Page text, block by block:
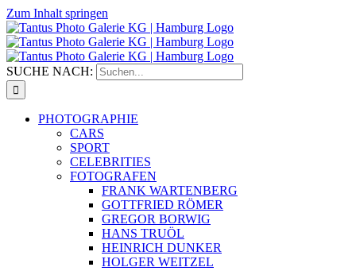
Zum Inhalt springen
SUCHE NACH:
PHOTOGRAPHIE
CARS
SPORT
CELEBRITIES
FOTOGRAFEN
FRANK WARTENBERG
GOTTFRIED RÖMER
GREGOR BORWIG
HANS TRUÖL
HEINRICH DUNKER
HOLGER WEITZEL